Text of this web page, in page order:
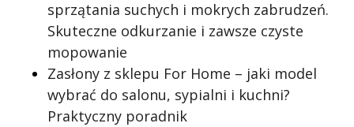
sprzątania suchych i mokrych zabrudzeń.
Skuteczne odkurzanie i zawsze czyste
mopowanie
Zasłony z sklepu For Home – jaki model
wybrać do salonu, sypialni i kuchni?
Praktyczny poradnik